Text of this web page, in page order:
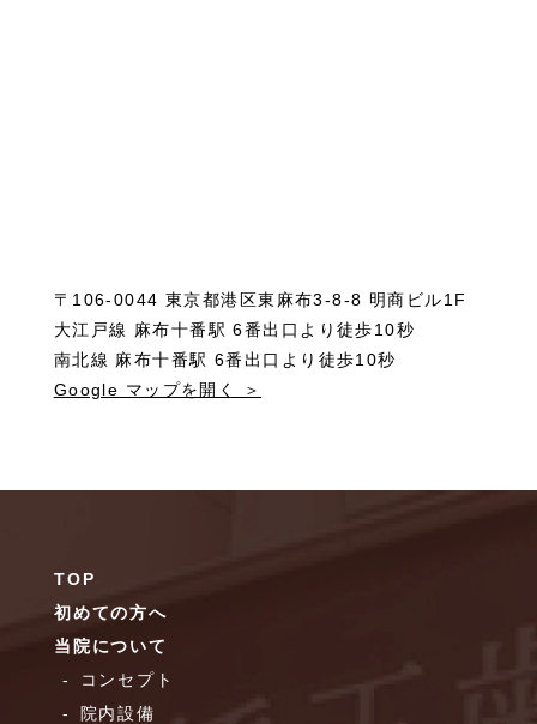
〒106-0044 東京都港区東麻布3-8-8 明商ビル1F
大江戸線 麻布十番駅 6番出口より徒歩10秒
南北線 麻布十番駅 6番出口より徒歩10秒
Google マップを開く ＞
TOP
初めての方へ
当院について
コンセプト
院内設備